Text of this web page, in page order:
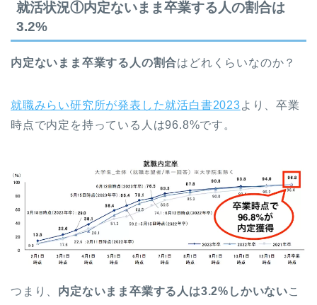
就活状況①内定ないまま卒業する人の割合は
3.2%
内定ないまま卒業する人の割合はどれくらいなのか？
就職みらい研究所が発表した就活白書2023より、卒業
時点で内定を持っている人は96.8%です。
つまり、 内定ないまま卒業する人は3.2%しかいないこ